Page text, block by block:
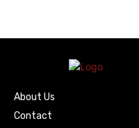
About Us
Contact